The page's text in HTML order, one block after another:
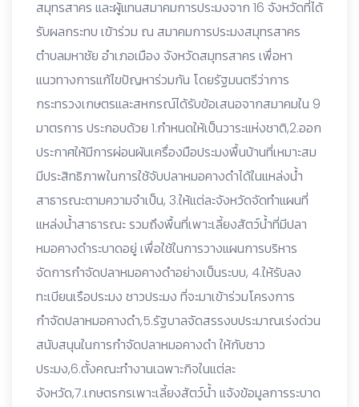
สมุทรสาคร และผู้แทนสมาคมการประมงจาก 16 จังหวัดที่ได้
รับผลกระทบ เข้าร่วม ณ สมาคมการประมงสมุทรสาคร
ตำบลมหาชัย อำเภอเมือง จังหวัดสมุทรสาคร เพื่อหา
แนวทางการแก้ไขปัญหาร่วมกัน โดยรัฐมนตรีว่าการ
กระทรวงเกษตรและสหกรณ์ได้รับข้อเสนอจากสมาคมใน 9
มาตรการ ประกอบด้วย 1.กำหนดให้เป็นวาระแห่งชาติ,2.ออก
ประกาศให้มีการผ่อนผันเครื่องมือประมงพื้นบ้านที่เหมาะสม
มีประสิทธิภาพในการใช้จับปลาหมอคางดำได้ในแหล่งน้ำ
สาธารณะตามความจำเป็น, 3.ให้แต่ละจังหวัดจัดทำแผนที่
แหล่งน้ำสาธารณะ รวมถึงพื้นที่เพาะเลี้ยงสัตว์น้ำที่มีปลา
หมอคางดำระบาดอยู่ เพื่อใช้ในการวางแผนการบริหาร
จัดการกำจัดปลาหมอคางดำอย่างเป็นระบบ, 4.ให้รับลง
ทะเบียนเรือประมง ชาวประมง ที่จะมาเข้าร่วมโครงการ
กำจัดปลาหมอคางดำ,5.รัฐบาลจัดสรรงบประมาณเร่งด่วน
สนับสนุนในการกำจัดปลาหมอคางดำ ให้กับชาว
ประมง,6.ตั้งคณะทำงานเฉพาะกิจในแต่ละ
จังหวัด,7.เกษตรกรเพาะเลี้ยงสัตว์น้ำ แจ้งข้อมูลการระบาด